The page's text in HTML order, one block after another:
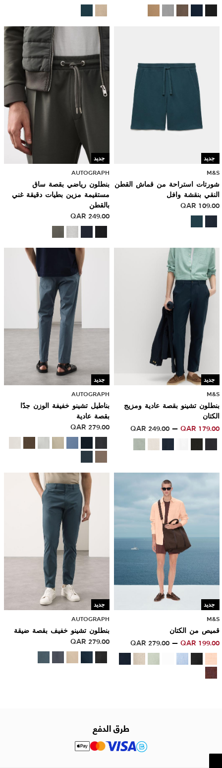
جديد
M&S
شورتات استراحة من قماش القطن
النقي بنقشة وافل
QAR 109.00
جديد
AUTOGRAPH
بنطلون رياضي بقصة ساق
مستقيمة مزين بطيات دقيقة غني
بالقطن
QAR 249.00
جديد
M&S
بنطلون تشينو بقصة عادية ومزيج
الكتان
QAR 179.00
QAR 249.00
جديد
AUTOGRAPH
بناطيل تشينو خفيفة الوزن جدًا
بقصة عادية
QAR 279.00
جديد
M&S
قميص من الكتان
QAR 199.00
QAR 279.00
جديد
AUTOGRAPH
بنطلون تشينو خفيف بقصة ضيقة
QAR 279.00
طرق الدفع